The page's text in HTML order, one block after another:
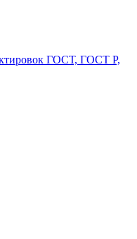
ГОСТ, ГОСТ Р,